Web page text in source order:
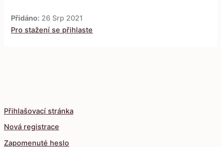
Přihlašovací stránka
Nová registrace
Zapomenuté heslo
Přidáno: 26 Srp 2021
Pro stažení se přihlaste